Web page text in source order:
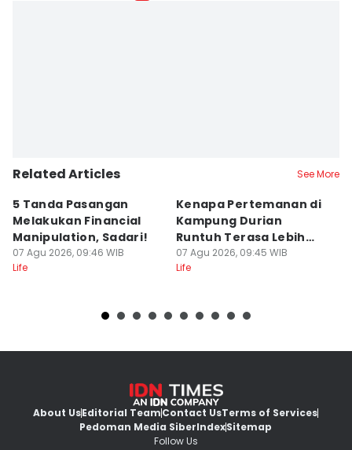
Related Articles See More
5 Tanda Pasangan
Melakukan Financial
Manipulation, Sadari!
07 Agu 2026, 09:46 WIB
Life
Kenapa Pertemanan di
Kampung Durian
Runtuh Terasa Lebih
Tulus?
07 Agu 2026, 09:45 WIB
Life
About UsEditorial TeamContact UsTerms of Services
Pedoman Media SiberIndexSitemap
Follow Us